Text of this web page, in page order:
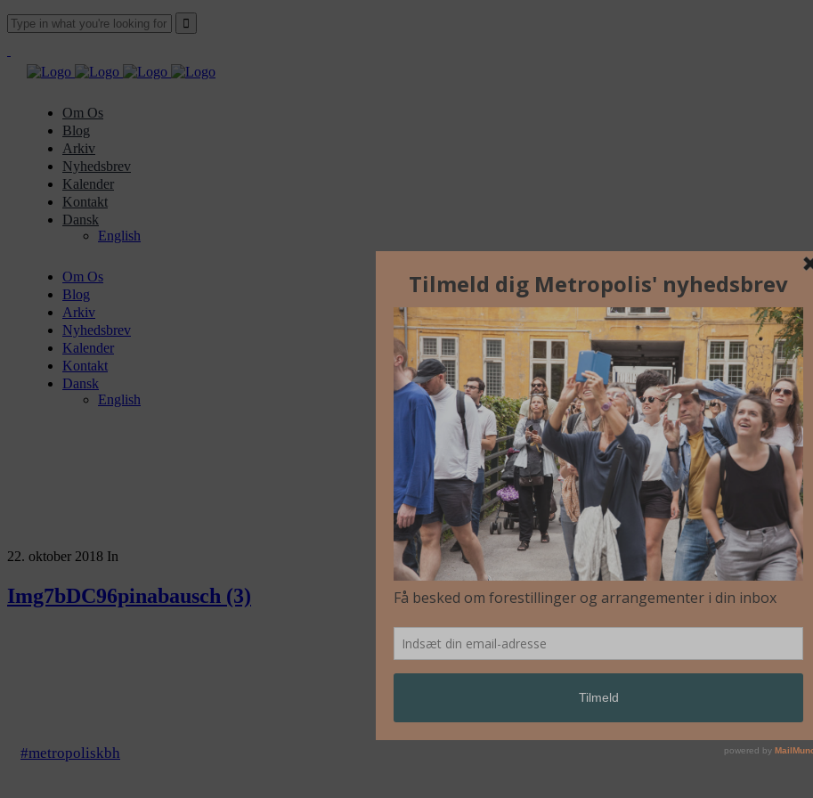
Om Os
Blog
Arkiv
Nyhedsbrev
Kalender
Kontakt
Dansk
English
Om Os
Blog
Arkiv
Nyhedsbrev
Kalender
Kontakt
Dansk
English
22. oktober 2018 In
Img7bDC96pinabausch (3)
#metropoliskbh